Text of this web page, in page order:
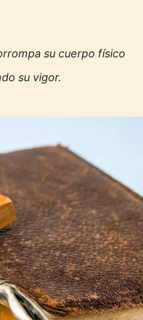
su cuerpo físico
su vigor.